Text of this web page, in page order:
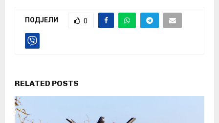
ПОДЈЕЛИ 0
RELATED POSTS